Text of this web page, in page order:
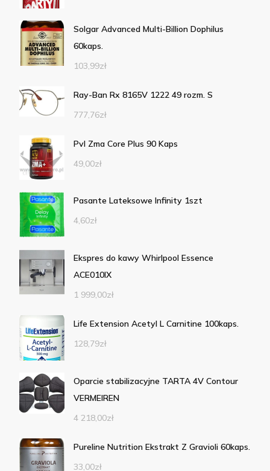
Solgar Advanced Multi-Billion Dophilus
60kaps.
103,99zł
Ray-Ban Rx 8165V 1222 49 rozm. S
777,76zł
Pvl Zma Core Plus 90 Kaps
49,00zł
Pasante Lateksowe Infinity 1szt
4,60zł
Ekspres do kawy Whirlpool Essence
ACE010IX
1 999,00zł
Life Extension Acetyl L Carnitine 100kaps.
128,79zł
Oparcie stabilizacyjne TARTA 4V Contour
VERMEIREN
4 218,00zł
Pureline Nutrition Ekstrakt Z Gravioli 60kaps.
33,00zł